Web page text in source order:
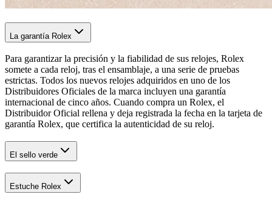
La garantía Rolex
Para garantizar la precisión y la fiabilidad de sus relojes, Rolex
somete a cada reloj, tras el ensamblaje, a una serie de pruebas
estrictas. Todos los nuevos relojes adquiridos en uno de los
Distribuidores Oficiales de la marca incluyen una garantía
internacional de cinco años. Cuando compra un Rolex, el
Distribuidor Oficial rellena y deja registrada la fecha en la tarjeta de
garantía Rolex, que certifica la autenticidad de su reloj.
El sello verde
Estuche Rolex